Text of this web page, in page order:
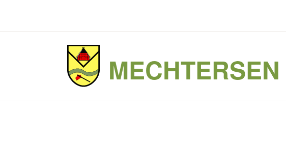
MECHTERSEN